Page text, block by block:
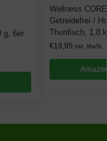
g, 6er
Wellness
Getreidefrei /
Thunfisch, 1,8
€19,95 inkl. MwSt.